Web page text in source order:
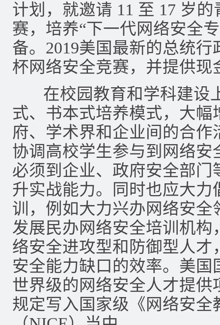
计划，就邀请 11 至 17 岁
赛，培养“下一代网络安全
备。2019美国最新的总统
杯网络安全竞赛，并提供现
在校园教育和学科建设
式、书本式培养模式，大
府、学术界和企业间的合
协调高校学生参与到网络
必须到企业、政府安全部
升实战能力。同时也应大
训，例如大力兴办网络安全
发展民办网络安全培训机
络安全进攻型和防御型人
安全能力缺口的效率。美
世界级的网络安全人才提
规定写入国家级《网络安全